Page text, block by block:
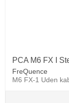
PCA M6 FX I
FreQuence
M6 FX-1 Uden